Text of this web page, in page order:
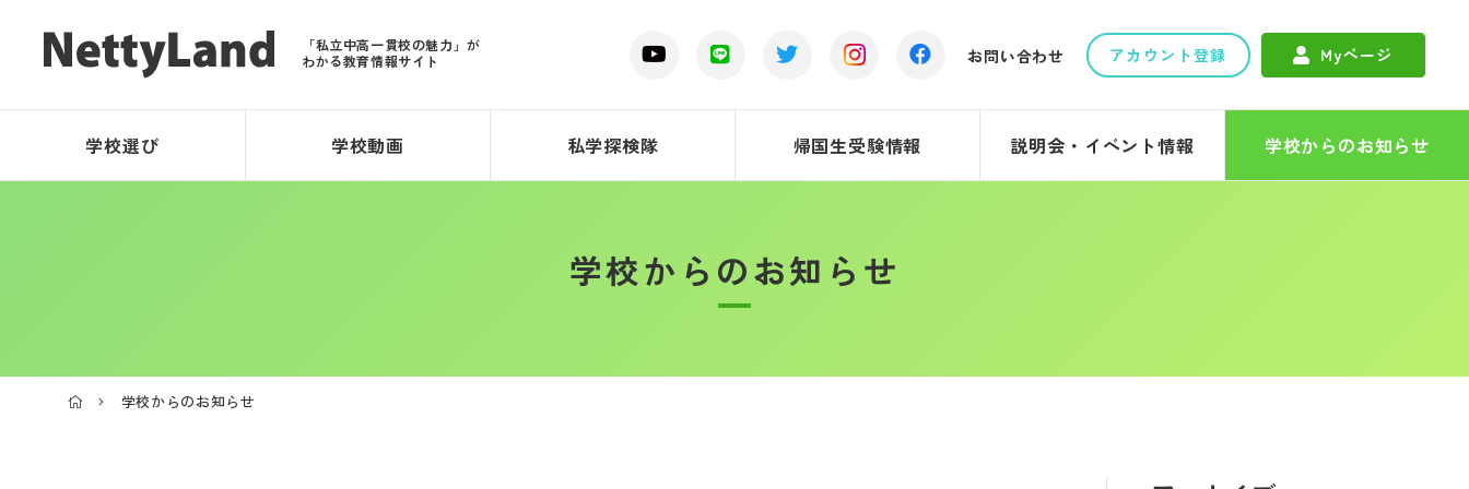
「私立中高一貫校の魅力」が
わかる教育情報サイト
お問い合わせ アカウント登録 Myページ
学校選び 学校動画 私学探検隊 帰国生受験情報 説明会・イベント情報 学校からのお知らせ
学校からのお知らせ
学校からのお知らせ